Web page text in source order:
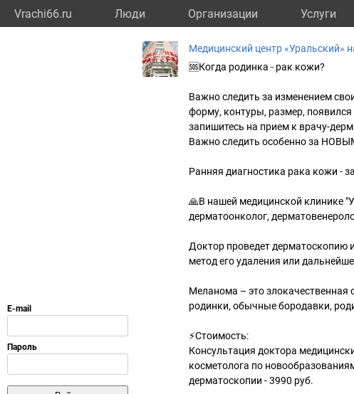
Vrachi66.ru Люди Организации Услуги
Медицинский центр «Уральский»
🆘Когда родинка - рак кожи?
Важно следить за изменением
форму, контуры, размер,
запишитесь на прием к врачу-
Важно следить особенно за
Ранняя диагностика рака кожи -
🙏В нашей медицинской клинике
дерматоонколог,
Доктор проведет дерматоскопию
метод его удаления или
Меланома – это злокачественная
родинки, обычные бородавки,
⚡Стоимость:
Консультация доктора
косметолога по
дерматоскопии - 3990 руб.